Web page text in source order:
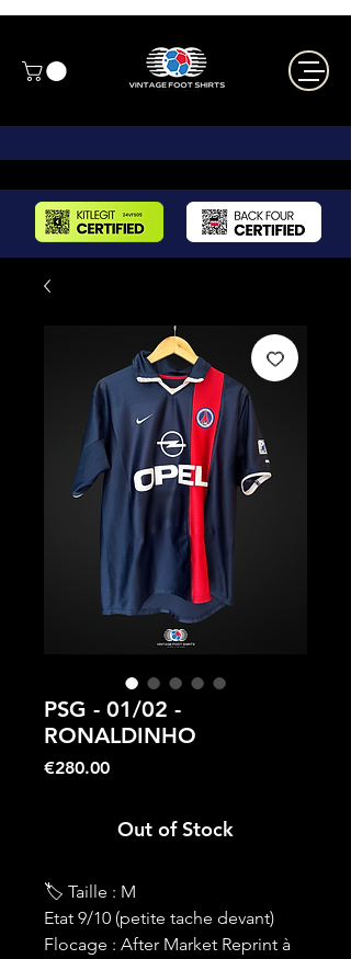
PSG - 01/02 -
RONALDINHO
€280.00Price
Out of Stock
🏷 Taille : M
Etat 9/10 (petite tache devant)
Flocage : After Market Reprint à